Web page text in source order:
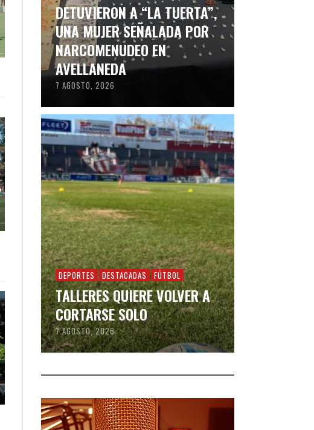
DETUVIERON A “LA TUERTA”,
UNA MUJER SEÑALADA POR
NARCOMENUDEO EN
AVELLANEDA
7 AGOSTO, 2026
DEPORTES DESTACADAS FÚTBOL
TALLERES QUIERE VOLVER A
CORTARSE SOLO
7 AGOSTO, 2026